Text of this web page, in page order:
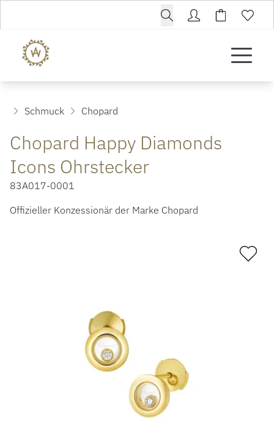
ROLEX CERTIFIED PRE-OWNED
Schmuck Chopard
Chopard Happy Diamonds
Icons Ohrstecker
83A017-0001
Offizieller Konzessionär der Marke Chopard